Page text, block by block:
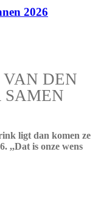
2026
DEN
SAMEN
ligt dan komen ze
,,Dat is onze wens